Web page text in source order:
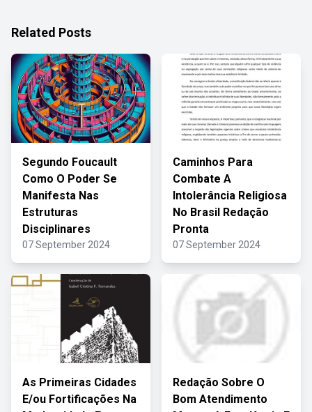
Related Posts
Segundo Foucault
Como O Poder Se
Manifesta Nas
Estruturas
Disciplinares
07 September 2024
Caminhos Para
Combate A
Intolerância Religiosa
No Brasil Redação
Pronta
07 September 2024
As Primeiras Cidades
E/ou Fortificações Na
Redação Sobre O
Bom Atendimento